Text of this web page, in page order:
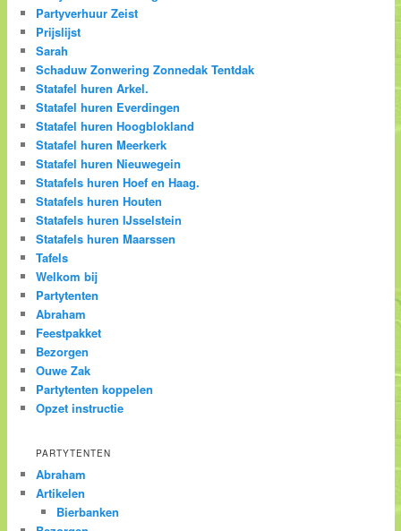
Partyverhuur Zeist
Prijslijst
Sarah
Schaduw Zonwering Zonnedak Tentdak
Statafel huren Arkel.
Statafel huren Everdingen
Statafel huren Hoogblokland
Statafel huren Meerkerk
Statafel huren Nieuwegein
Statafels huren Hoef en Haag.
Statafels huren Houten
Statafels huren IJsselstein
Statafels huren Maarssen
Tafels
Welkom bij
Partytenten
Abraham
Feestpakket
Bezorgen
Ouwe Zak
Partytenten koppelen
Opzet instructie
PARTYTENTEN
Abraham
Artikelen
Bierbanken